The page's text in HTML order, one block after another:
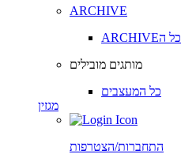
ARCHIVE
ARCHIVEכל ה
מותגים מובילים
כל המעצבים
מגזין
התחברות/הצטרפות